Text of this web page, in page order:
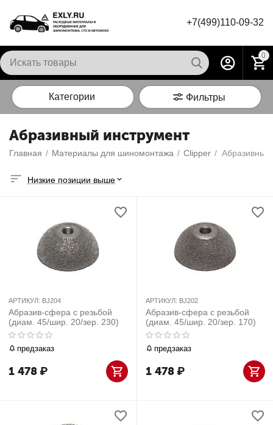
+7(499)110-09-32
0
Категории Фильтры
Абразивный инструмент
Главная / Материалы для шиномонтажа / Сlipper / Абразивный
Низкие позиции выше
АРТИКУЛ: BJ204
Абразив-сфера с резьбой
(диам. 45/шир. 20/зер. 230)
предзаказ
1 478₽
АРТИКУЛ: BJ202
Абразив-сфера с резьбой
(диам. 45/шир. 20/зер. 170)
предзаказ
1 478₽